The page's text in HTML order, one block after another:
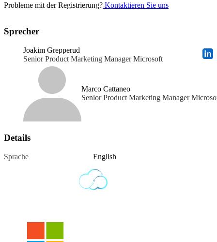
Probleme mit der Registrierung? Kontaktieren Sie uns
Sprecher
Joakim Grepperud
Senior Product Marketing Manager Microsoft
Marco Cattaneo
Senior Product Marketing Manager
Details
Sprache English